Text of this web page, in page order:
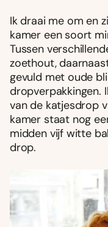
Ik draai me om en
kamer een soort
Tussen
zoethout,
gevuld met oude
dropverpakkingen.
van de katjesdrop
kamer staat nog
midden vijf witte
drop.